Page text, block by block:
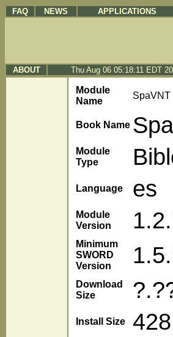
FAQ NEWS APPLICATIONS
ABOUT Thu Aug 06 05:18:11 EDT
Module
Name
SpaVNT
Book Name
Module
Type
Language es
Module
Version
Minimum
SWORD
Version
Download
Size
Install Size